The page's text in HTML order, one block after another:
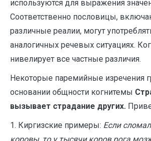
используются для выражения
Соответственно пословицы,
различные реалии, могут
аналогичных речевых ситуациях.
нивелирует все частные различия.
Некоторые паремийные изречения
основании общности когнитемы
вызывает страдание других.
1. Киргизские примеры: Если